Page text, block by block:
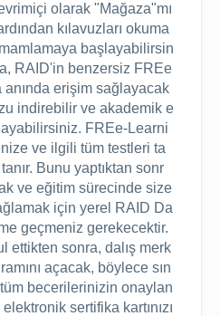
olarak "Mağaza"mı
kılavuzları okuma
başlayabilirsin
RAID'in benzersiz FREe
erişim sağlayacak
indirebilir ve akademik e
FREe-Learni
ve ilgili tüm testleri ta
Bunu yaptıktan sonr
ve eğitim sürecinde size
için yerel RAID Da
geçmeniz gerekecektir.
ettikten sonra, dalış merk
açacak, böylece sın
becerilerinizin onaylan
sertifika kartınızı